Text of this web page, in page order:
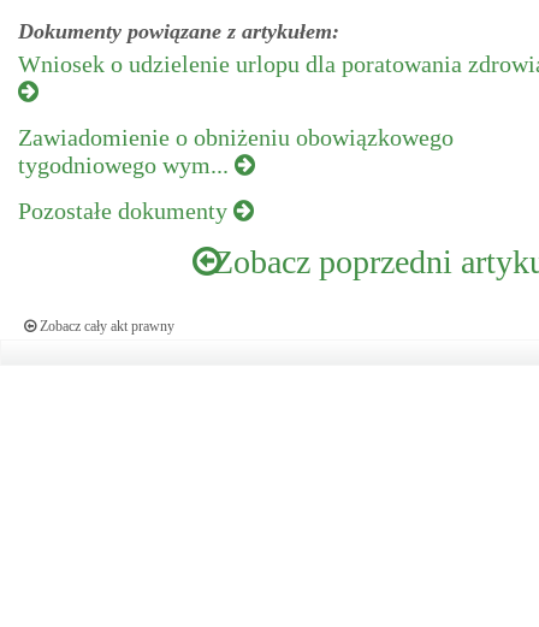
Dokumenty powiązane z artykułem:
Wniosek o udzielenie urlopu dla poratowania
Zawiadomienie o obniżeniu obowiązkowego
tygodniowego wym...
Pozostałe dokumenty
Zobacz poprzedni
Zobacz cały akt prawny